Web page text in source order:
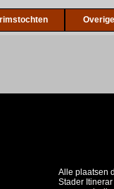
Alle plaatsen
Stader